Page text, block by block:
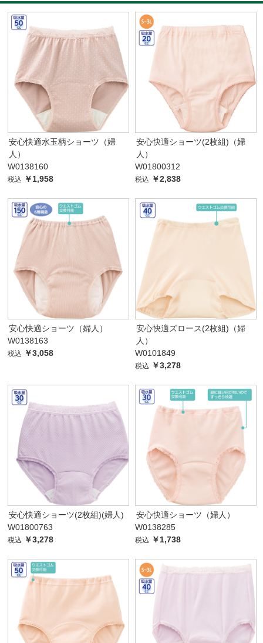
安心快適水玉柄ショーツ（婦
人）
W0138160
税込 ￥1,958
安心快適ショーツ(2枚組)（婦
人）
W01800312
税込 ￥2,838
安心快適ショーツ（婦人）
W0138163
税込 ￥3,058
安心快適ズロース(2枚組)（婦
人）
W0101849
税込 ￥3,278
安心快適ショーツ(2枚組)(婦人)
W01800763
税込 ￥3,278
安心快適ショーツ（婦人）
W0138285
税込 ￥1,738